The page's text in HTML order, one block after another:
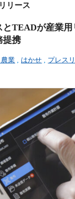
リース
とTEADが産業
提携
業 はかせ プレス